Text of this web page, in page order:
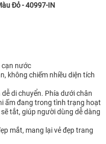
Đỏ - 40997-IN
cạn nước
không chiếm nhiều diện tích
di chuyển. Phía dưới chân
ấm đang trong tình trạng hoạt
tắt, giúp người dùng dễ dàng
mắt, mang lại vẻ đẹp trang